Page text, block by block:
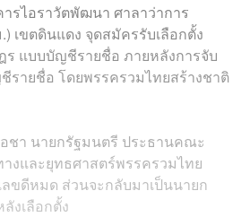
รไอราวัตพัฒนา ศาลาว่าการ
เขตดินแดง จุดสมัครรับเลือกตั้ง
แบบบัญชีรายชื่อ ภายหลังการจับ
รายชื่อ โดยพรรครวมไทยสร้างชาติ
ชา นายกรัฐมนตรี ประธานคณะ
งและยุทธศาสตร์พรรครวมไทย
ลขดีหมด ส่วนจะกลับมาเป็นนายก
งเลือกตั้ง